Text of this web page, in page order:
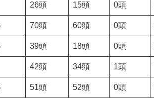
26頭 15頭 0頭
70頭 60頭 0頭
39頭 18頭 0頭
42頭 34頭 1頭
51頭 52頭 0頭